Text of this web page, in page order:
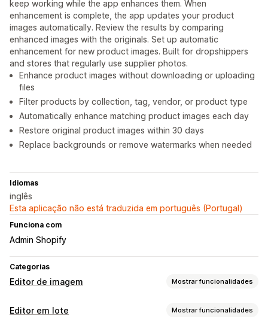
keep working while the app enhances them. When
enhancement is complete, the app updates your product
images automatically. Review the results by comparing
enhanced images with the originals. Set up automatic
enhancement for new product images. Built for dropshippers
and stores that regularly use supplier photos.
Enhance product images without downloading or uploading
files
Filter products by collection, tag, vendor, or product type
Automatically enhance matching product images each day
Restore original product images within 30 days
Replace backgrounds or remove watermarks when needed
Idiomas
inglês
Esta aplicação não está traduzida em português (Portugal)
Funciona com
Admin Shopify
Categorias
Editor de imagem Mostrar funcionalidades
Otimização de imagem
Editor em lote Mostrar funcionalidades